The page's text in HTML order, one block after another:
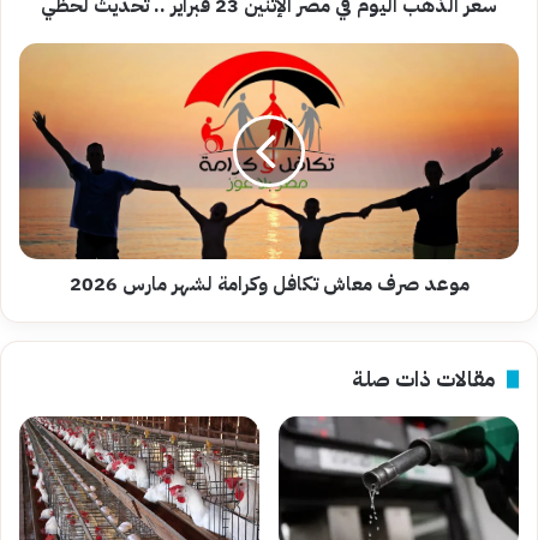
سعر الذهب اليوم في مصر الإثنين 23 فبراير .. تحديث لحظي
موعد
صرف
معاش
تكافل
وكرامة
لشهر
مارس
2026
موعد صرف معاش تكافل وكرامة لشهر مارس 2026
مقالات ذات صلة